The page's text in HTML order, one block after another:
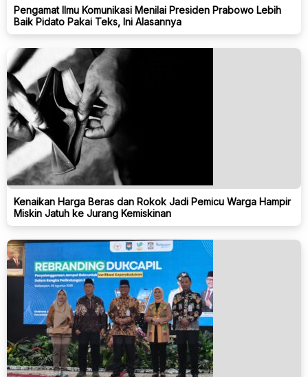
Pengamat Ilmu Komunikasi Menilai Presiden Prabowo Lebih
Baik Pidato Pakai Teks, Ini Alasannya
Kenaikan Harga Beras dan Rokok Jadi Pemicu Warga Hampir
Miskin Jatuh ke Jurang Kemiskinan